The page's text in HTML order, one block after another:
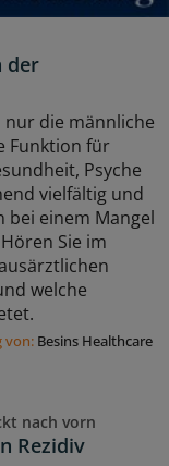
der
die männliche
Funktion für
Psyche
vielfältig und
bei einem Mangel
Sie im
welche
von: Besins Healthcare
nach vorn
Rezidiv